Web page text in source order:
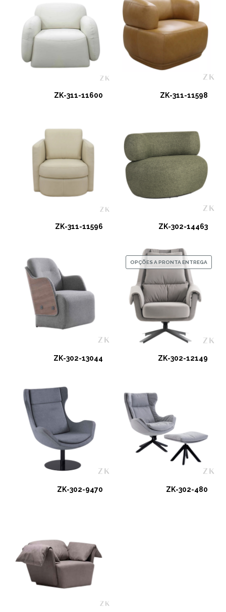
ZK-311-11600 ZK-311-11598
ZK-311-11596 ZK-302-14463
ZK-302-13044
OPÇÕES A PRONTA ENTREGA
ZK-302-12149
ZK-302-9470 ZK-302-480